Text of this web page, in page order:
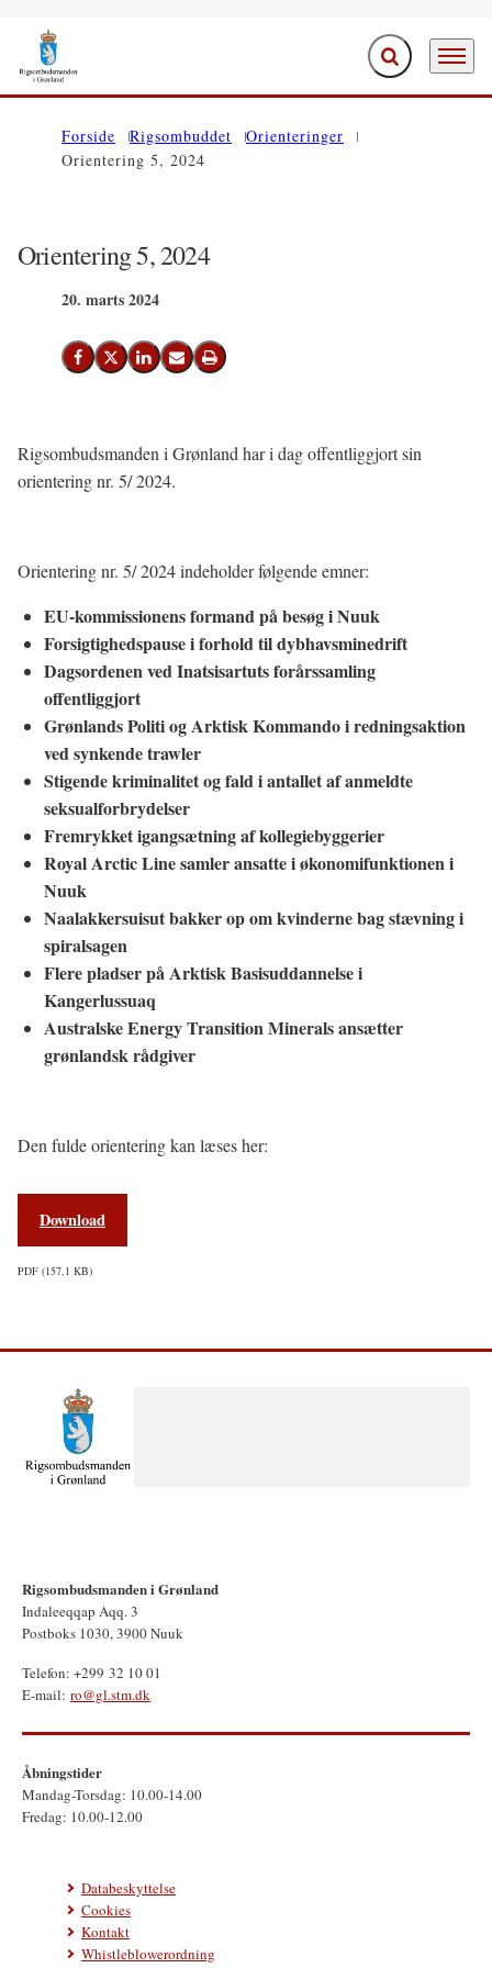
Gå til forsiden Fold søgefelt ud
Menu
Forside Rigsombuddet
Orienteringer
Orientering 5, 2024
Orientering 5, 2024
20. marts 2024
Del på Facebook
Del på X (Twitter)
Del på LinkedIn
Send email
Print
Rigsombudsmanden i Grønland har i dag offentliggjort sin
orientering nr. 5/ 2024.
Orientering nr. 5/ 2024 indeholder følgende emner:
EU-kommissionens formand på besøg i Nuuk
Forsigtighedspause i forhold til dybhavsminedrift
Dagsordenen ved Inatsisartuts forårssamling
offentliggjort
Grønlands Politi og Arktisk Kommando i redningsaktion
ved synkende trawler
Stigende kriminalitet og fald i antallet af anmeldte
seksualforbrydelser
Fremrykket igangsætning af kollegiebyggerier
Royal Arctic Line samler ansatte i økonomifunktionen i
Nuuk
Naalakkersuisut bakker op om kvinderne bag stævning i
spiralsagen
Flere pladser på Arktisk Basisuddannelse i
Kangerlussuaq
Australske Energy Transition Minerals ansætter
grønlandsk rådgiver
Den fulde orientering kan læses her:
Download
PDF 157,1 KB
Rigsombudsmanden i Grønland
Indaleeqqap Aqq. 3
Postboks 1030, 3900 Nuuk
Telefon: +299 32 10 01
E-mail: ro@gl.stm.dk
Åbningstider
Mandag-Torsdag: 10.00-14.00
Fredag: 10.00-12.00
Databeskyttelse
Cookies
Kontakt
Whistleblowerordning